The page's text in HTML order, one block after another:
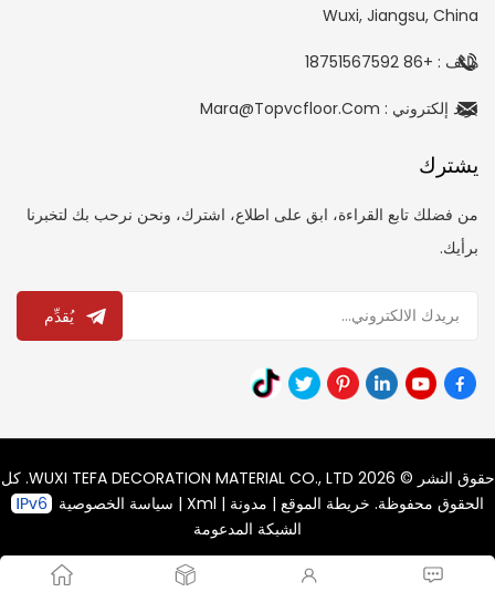
Wuxi, Jiangsu, China
هاتف : +86 18751567592
بريد إلكتروني : Mara@topvcfloor.com
يشترك
من فضلك تابع القراءة، ابق على اطلاع، اشترك، ونحن نرحب بك لتخبرنا
برأيك.
يُقدِّم
حقوق النشر © 2026 WUXI TEFA DECORATION MATERIAL CO., LTD. كل
الحقوق محفوظة. خريطة الموقع | مدونة |
Xml
| سياسة الخصوصية
الشبكة المدعومة